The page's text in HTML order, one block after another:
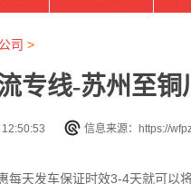
司 >
专线-苏州至
信息来源：https://
每天发车保证时效3-4天就可以